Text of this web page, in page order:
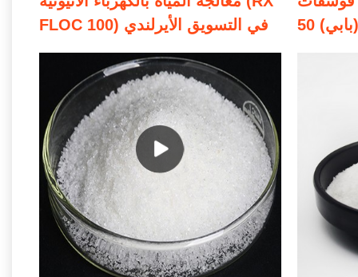
FLOC 100) في التسويق الأيرلندي